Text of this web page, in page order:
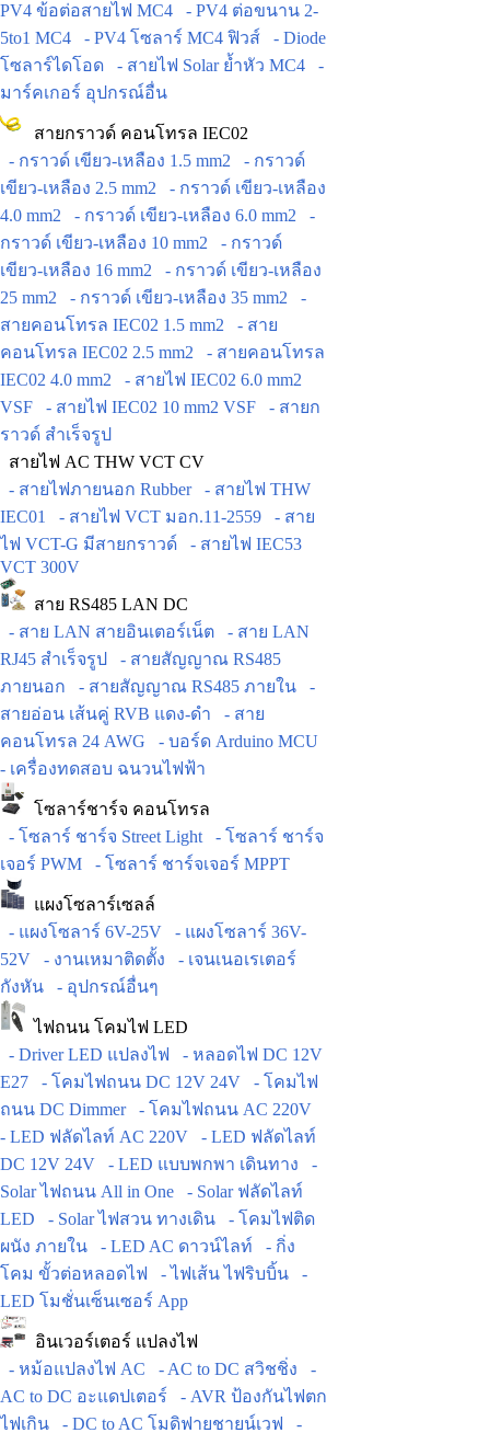
PV4 ข้อต่อสายไฟ MC4
- PV4 ต่อขนาน 2-
5to1 MC4
- PV4 โซลาร์ MC4 ฟิวส์
- Diode
โซลาร์ไดโอด
- สายไฟ Solar ย้ำหัว MC4
-
มาร์คเกอร์ อุปกรณ์อื่น
สายกราวด์ คอนโทรล IEC02
- กราวด์ เขียว-เหลือง 1.5 mm2
- กราวด์
เขียว-เหลือง 2.5 mm2
- กราวด์ เขียว-เหลือง
4.0 mm2
- กราวด์ เขียว-เหลือง 6.0 mm2
-
กราวด์ เขียว-เหลือง 10 mm2
- กราวด์
เขียว-เหลือง 16 mm2
- กราวด์ เขียว-เหลือง
25 mm2
- กราวด์ เขียว-เหลือง 35 mm2
-
สายคอนโทรล IEC02 1.5 mm2
- สาย
คอนโทรล IEC02 2.5 mm2
- สายคอนโทรล
IEC02 4.0 mm2
- สายไฟ IEC02 6.0 mm2
VSF
- สายไฟ IEC02 10 mm2 VSF
- สายก
ราวด์ สำเร็จรูป
สายไฟ AC THW VCT CV
- สายไฟภายนอก Rubber
- สายไฟ THW
IEC01
- สายไฟ VCT มอก.11-2559
- สาย
ไฟ VCT-G มีสายกราวด์
- สายไฟ IEC53
VCT 300V
สาย RS485 LAN DC
- สาย LAN สายอินเตอร์เน็ต
- สาย LAN
RJ45 สำเร็จรูป
- สายสัญญาณ RS485
ภายนอก
- สายสัญญาณ RS485 ภายใน
-
สายอ่อน เส้นคู่ RVB แดง-ดำ
- สาย
คอนโทรล 24 AWG
- บอร์ด Arduino MCU
- เครื่องทดสอบ ฉนวนไฟฟ้า
โซลาร์ชาร์จ คอนโทรล
- โซลาร์ ชาร์จ Street Light
- โซลาร์ ชาร์จ
เจอร์ PWM
- โซลาร์ ชาร์จเจอร์ MPPT
แผงโซลาร์เซลล์
- แผงโซลาร์ 6V-25V
- แผงโซลาร์ 36V-
52V
- งานเหมาติดตั้ง
- เจนเนอเรเตอร์
กังหัน
- อุปกรณ์อื่นๆ
ไฟถนน โคมไฟ LED
- Driver LED แปลงไฟ
- หลอดไฟ DC 12V
E27
- โคมไฟถนน DC 12V 24V
- โคมไฟ
ถนน DC Dimmer
- โคมไฟถนน AC 220V
- LED ฟลัดไลท์ AC 220V
- LED ฟลัดไลท์
DC 12V 24V
- LED แบบพกพา เดินทาง
-
Solar ไฟถนน All in One
- Solar ฟลัดไลท์
LED
- Solar ไฟสวน ทางเดิน
- โคมไฟติด
ผนัง ภายใน
- LED AC ดาวน์ไลท์
- กิ่ง
โคม ขั้วต่อหลอดไฟ
- ไฟเส้น ไฟริบบิ้น
-
LED โมชั่นเซ็นเซอร์ App
อินเวอร์เตอร์ แปลงไฟ
- หม้อแปลงไฟ AC
- AC to DC สวิชชิ่ง
-
AC to DC อะแดปเตอร์
- AVR ป้องกันไฟตก
ไฟเกิน
- DC to AC โมดิฟายชายน์เวฟ -